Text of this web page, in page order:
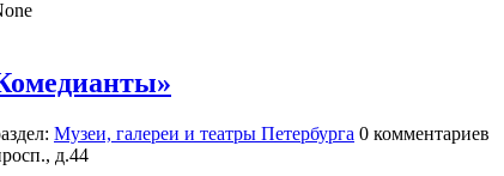
Музеи, галереи и театры Петербурга 0 комментариев
д.44